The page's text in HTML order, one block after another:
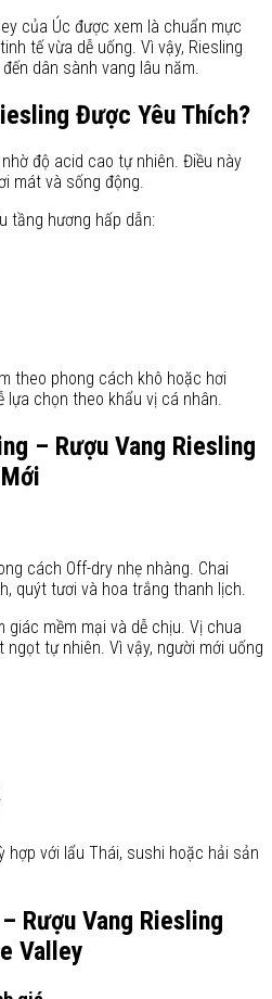
của Úc được xem là chuẩn mực
tế vừa dễ uống. Vì vậy, Riesling
dân sành vang lâu năm.
Được Yêu Thích?
độ acid cao tự nhiên. Điều này
mát và sống động.
tầng hương hấp dẫn:
theo phong cách khô hoặc hơi
lựa chọn theo khẩu vị cá nhân.
– Rượu Vang Riesling
cách Off-dry nhẹ nhàng. Chai
quýt tươi và hoa trắng thanh lịch.
mềm mại và dễ chịu. Vị chua
tự nhiên. Vì vậy, người mới uống
hợp với lẩu Thái, sushi hoặc hải sản
Rượu Vang Riesling
Valley